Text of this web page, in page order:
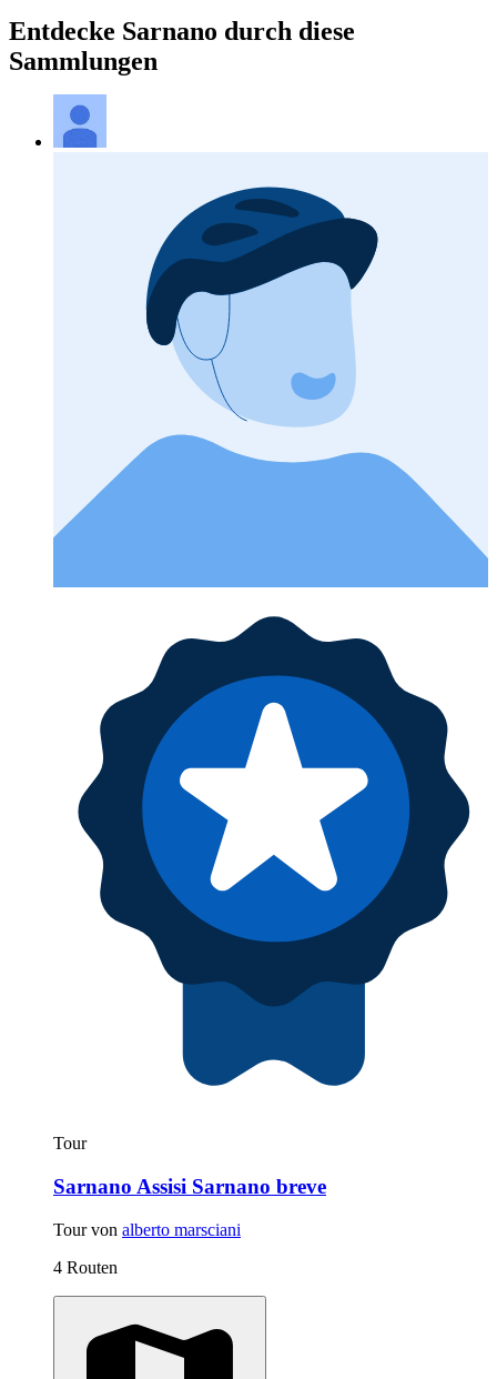
Entdecke Sarnano durch diese
Sammlungen
Tour
Sarnano Assisi Sarnano breve
Tour von alberto marsciani
4 Routen